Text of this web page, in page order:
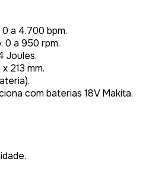
a 4.700 bpm.
0 a 950 rpm.
Joules.
213 mm.
com baterias 18V Makita.